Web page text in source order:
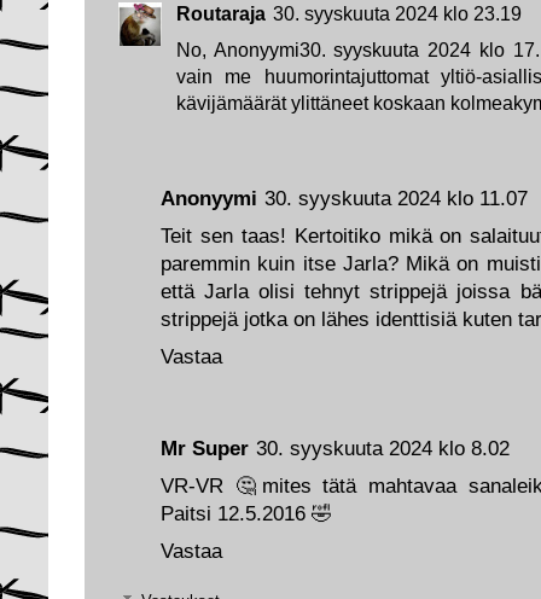
Mr Super 30. syyskuuta 2024 klo 8.02
VR-VR 🤔mites tätä mahtavaa
Paitsi 12.5.2016 🤣
Vastaa
Anonyymi 30. syyskuuta 2024 klo 11.07
Teit sen taas! Kertoitiko mikä on
paremmin kuin itse Jarla? Mikä on
että Jarla olisi tehnyt strippejä joissa
strippejä jotka on lähes identtisiä kuten
Vastaa
Routaraja 30. syyskuuta 2024 klo 23.19
No, Anonyymi30. syyskuuta 2024 klo
vain me huumorintajuttomat yltiö-
kävijämäärät ylittäneet koskaan